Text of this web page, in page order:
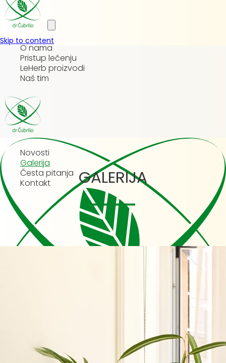
Skip to content
O nama
Pristup lečenju
LeHerb proizvodi
Naš tim
Novosti
Galerija
Česta pitanja
Kontakt
GALERIJA